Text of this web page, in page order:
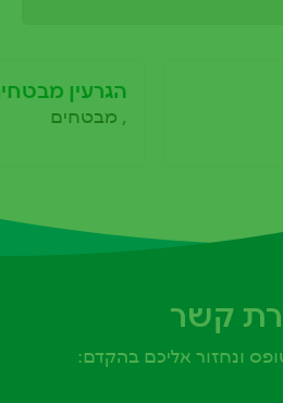
הגרעין
, מבטחים
קשר
ונחזור אליכם בהקדם: